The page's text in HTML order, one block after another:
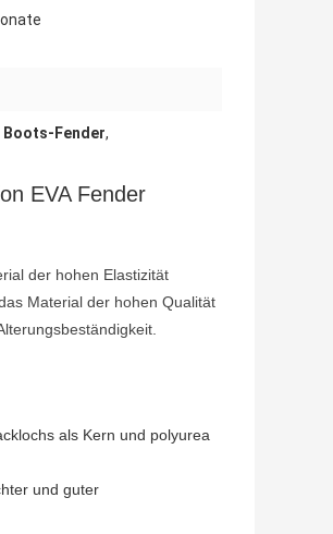
Boots-Fender,
EVA Fender
der hohen Elastizität
Material der hohen Qualität
als Kern und polyurea
und guter